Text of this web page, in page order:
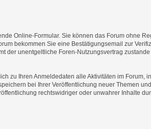
Online-Formular. Sie können das Forum ohne
bekommen Sie eine Bestätigungsemail zur
der unentgeltliche Foren-Nutzungsvertrag
zu Ihren Anmeldedaten alle Aktivitäten im
bei Ihrer Veröffentlichung neuer Themen
rechtswidriger oder unwahrer Inhalte